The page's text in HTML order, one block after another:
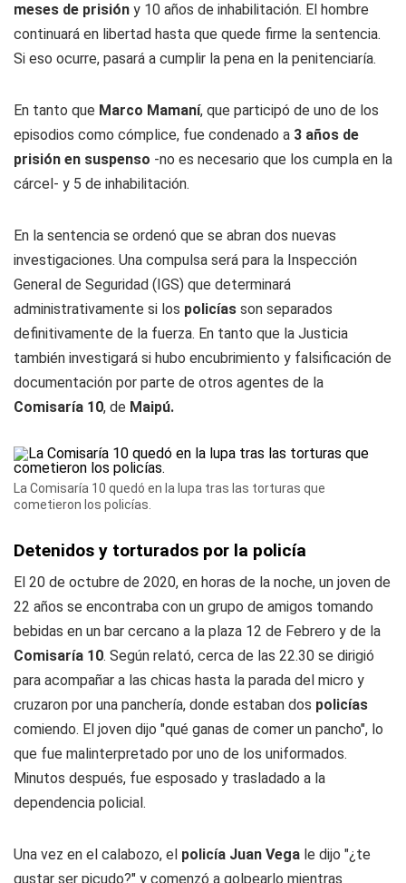
meses de prisión y 10 años de inhabilitación. El hombre
continuará en libertad hasta que quede firme la sentencia.
Si eso ocurre, pasará a cumplir la pena en la penitenciaría.
En tanto que Marco Mamaní, que participó de uno de los
episodios como cómplice, fue condenado a 3 años de
prisión en suspenso -no es necesario que los cumpla en la
cárcel- y 5 de inhabilitación.
En la sentencia se ordenó que se abran dos nuevas
investigaciones. Una compulsa será para la Inspección
General de Seguridad (IGS) que determinará
administrativamente si los policías son separados
definitivamente de la fuerza. En tanto que la Justicia
también investigará si hubo encubrimiento y falsificación de
documentación por parte de otros agentes de la
Comisaría 10, de Maipú.
La Comisaría 10 quedó en la lupa tras las torturas que
cometieron los policías.
Detenidos y torturados por la policía
El 20 de octubre de 2020, en horas de la noche, un joven de
22 años se encontraba con un grupo de amigos tomando
bebidas en un bar cercano a la plaza 12 de Febrero y de la
Comisaría 10. Según relató, cerca de las 22.30 se dirigió
para acompañar a las chicas hasta la parada del micro y
cruzaron por una panchería, donde estaban dos policías
comiendo. El joven dijo "qué ganas de comer un pancho", lo
que fue malinterpretado por uno de los uniformados.
Minutos después, fue esposado y trasladado a la
dependencia policial.
Una vez en el calabozo, el policía Juan Vega le dijo "¿te
gustar ser picudo?" y comenzó a golpearlo mientras